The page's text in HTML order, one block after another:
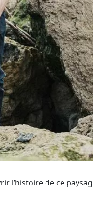
l’histoire de ce